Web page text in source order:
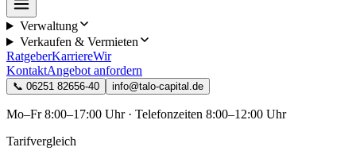
Verwaltung
Verkaufen & Vermieten
RatgeberKarriereWir
KontaktAngebot anfordern
📞 06251 82656-40 info@talo-capital.de
Mo–Fr 8:00–17:00 Uhr · Telefonzeiten 8:00–12:00 Uhr
Tarifvergleich